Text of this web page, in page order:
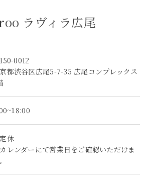
ラヴィラ広尾
0012
都渋谷区広尾5-7-35 広尾コンプレックス
休
レンダーにて営業日をご確認いただけま